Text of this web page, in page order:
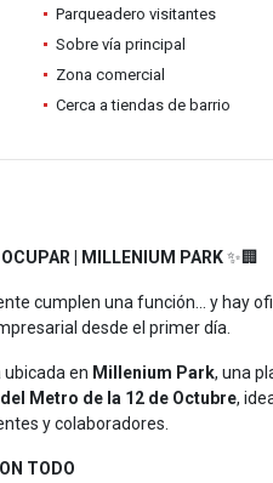
Parqueadero visitantes
Sobre vía principal
Zona comercial
Cerca a tiendas de barrio
| MILLENIUM PARK✨🏢
cumplen una función... y hay
desde el primer día.
en Millenium Park, una
Metro de la 12 de Octubre,
y colaboradores.
TODO